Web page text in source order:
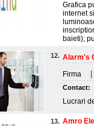
Grafica
internet
baieti);
12. Alarm's
Firma
Contact:
Lucrari
13. Amro